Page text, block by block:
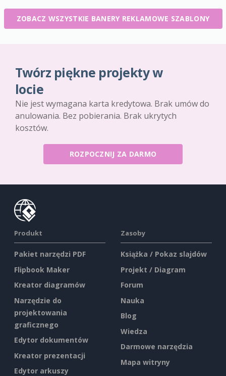
ZOBACZ WSZYSTKIE BANERY REKLAMOWE SZABLONY
Twórz piękne projekty w
locie
Nie jest wymagana karta kredytowa. Brak umów do
anulowania. Bez pobierania. Brak ukrytych
kosztów.
ROZPOCZNIJ ZA DARMO
Produkt
Pakiet narzędzi PDF
Flipbook Maker
Kreator diagramów
Narzędzie do
projektowania
graficznego
Edytor dokumentów
Kreator prezentacji
Edytor arkuszy
Zasoby
Książka / Pokaz slajdów
Projekt / Diagram
Forum
Nauka
Blog
Wiedza
Darmowe narzędzia
Mapa witryny